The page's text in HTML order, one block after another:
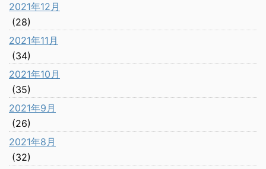
2021年12月
(28)
2021年11月
(34)
2021年10月
(35)
2021年9月
(26)
2021年8月
(32)